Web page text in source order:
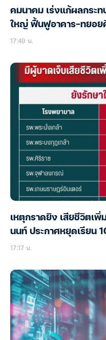
คมนาคม เร่งแก้ผลกระ
ใหญ่ ฟื้นฟูอาคาร-ทยอย
17:49 น.
เหตุกราดยิง เสียชีวิตเพิ่
นนท์ ประกาศหยุดเรียน
17:17 น.